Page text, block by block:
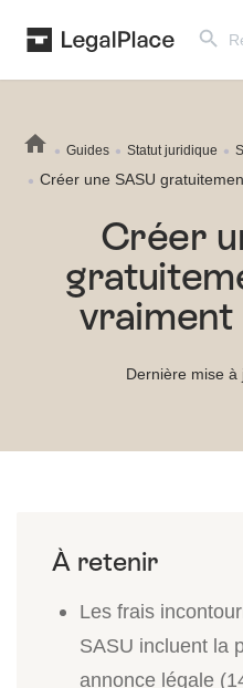
Guides Statut juridique
Créer une SASU
Créer
vraiment
Dernière mise
Les frais
SASU incluent la
annonce légale